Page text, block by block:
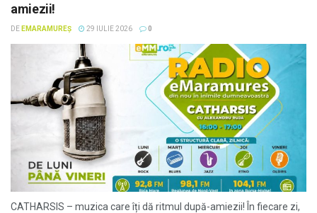
amiezii!
DE EMARAMUREȘ 29 IULIE 2026 0
CATHARSIS – muzica care îți dă ritmul după-amiezii! În fiecare zi,